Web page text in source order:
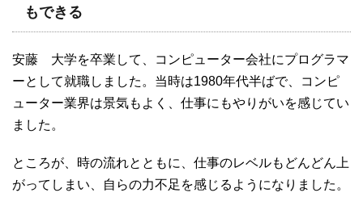
もできる
安藤 大学を卒業して、コンピューター会社にプログラマ
ーとして就職しました。当時は1980年代半ばで、コンピ
ューター業界は景気もよく、仕事にもやりがいを感じてい
ました。
ところが、時の流れとともに、仕事のレベルもどんどん上
がってしまい、自らの力不足を感じるようになりました。